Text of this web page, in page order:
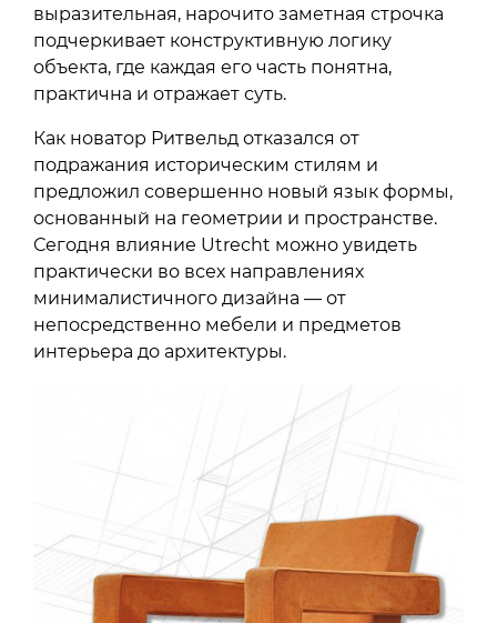
выразительная, нарочито заметная строчка
подчеркивает конструктивную логику
объекта, где каждая его часть понятна,
практична и отражает суть.
Как новатор Ритвельд отказался от
подражания историческим стилям и
предложил совершенно новый язык формы,
основанный на геометрии и пространстве.
Сегодня влияние Utrecht можно увидеть
практически во всех направлениях
минималистичного дизайна — от
непосредственно мебели и предметов
интерьера до архитектуры.